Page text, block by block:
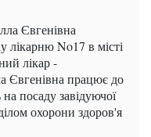
Євгенівна
лікарню No17 в місті
лікар -
Євгенівна працює до
посаду завідуючої
охорони здоров'я